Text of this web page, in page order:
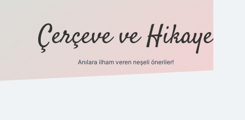
Çerçeve ve Hikaye
Anılara ilham veren neşeli öneriler!